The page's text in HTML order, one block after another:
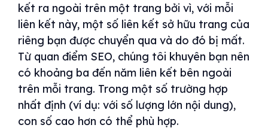
kết ra ngoài trên một trang bởi vì, với mỗi
liên kết này, một số liên kết sở hữu trang của
riêng bạn được chuyển qua và do đó bị mất.
Từ quan điểm SEO, chúng tôi khuyên bạn nên
có khoảng ba đến năm liên kết bên ngoài
trên mỗi trang. Trong một số trường hợp
nhất định (ví dụ: với số lượng lớn nội dung),
con số cao hơn có thể phù hợp.